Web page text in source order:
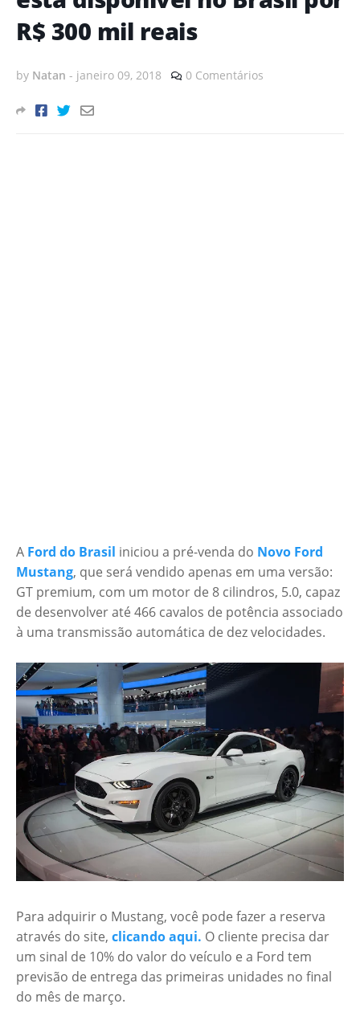
R$ 300 mil reais
by Natan - janeiro 09, 2018 0 Comentários
A Ford do Brasil iniciou a pré-venda do Novo Ford
Mustang, que será vendido apenas em uma versão:
GT premium, com um motor de 8 cilindros, 5.0, capaz
de desenvolver até 466 cavalos de potência associado
à uma transmissão automática de dez velocidades.
Para adquirir o Mustang, você pode fazer a reserva
através do site, clicando aqui. O cliente precisa dar
um sinal de 10% do valor do veículo e a Ford tem
previsão de entrega das primeiras unidades no final
do mês de março.